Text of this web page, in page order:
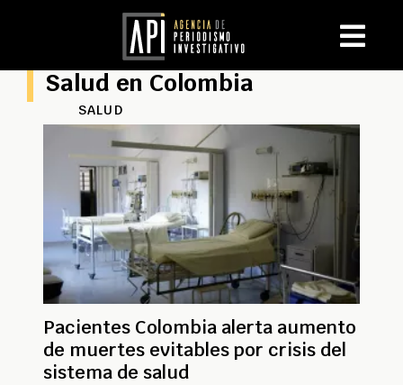
Salud en Colombia
SALUD
Pacientes Colombia alerta aumento
de muertes evitables por crisis del
sistema de salud